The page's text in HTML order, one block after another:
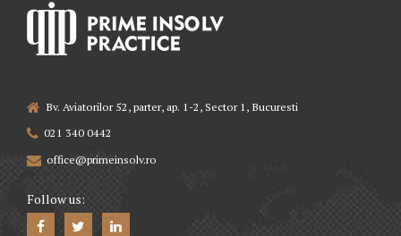
Bv. Aviatorilor 52, parter, ap. 1-2, Sector 1, Bucuresti
021 340 0442
office@primeinsolv.ro
Follow us: